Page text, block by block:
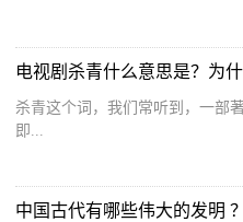
电视剧杀青什么意思是？为
杀青这个词，我们常听到，一部
即...
中国古代有哪些伟大的发明